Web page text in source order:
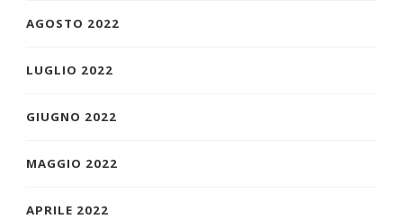
AGOSTO 2022
LUGLIO 2022
GIUGNO 2022
MAGGIO 2022
APRILE 2022